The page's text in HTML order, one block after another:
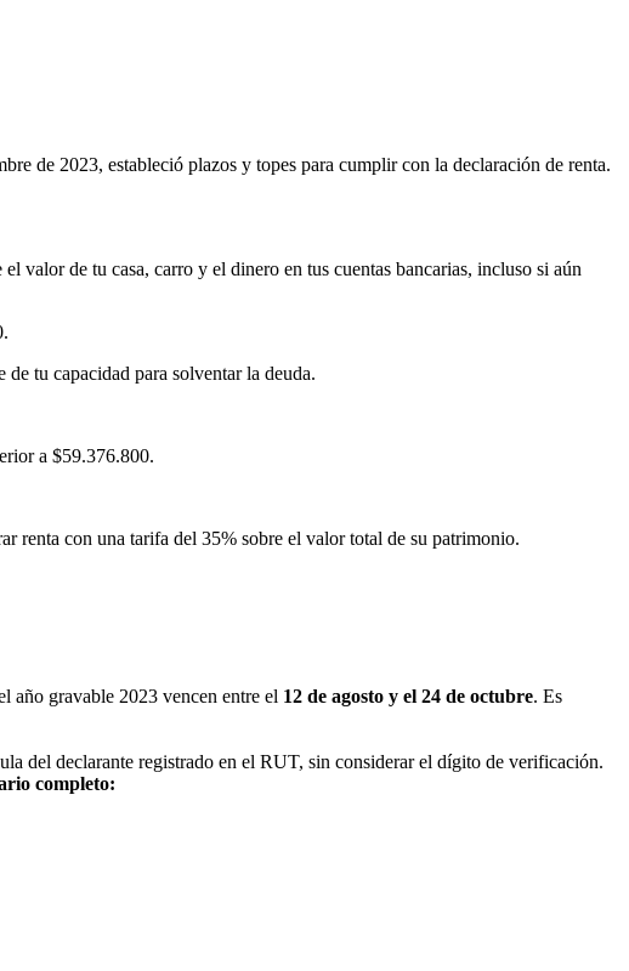
de 2023, estableció plazos y topes para cumplir con la declaración de renta.
valor de tu casa, carro y el dinero en tus cuentas bancarias, incluso si aún
tu capacidad para solventar la deuda.
a $59.376.800.
renta con una tarifa del 35% sobre el valor total de su patrimonio.
año gravable 2023 vencen entre el 12 de agosto y el 24 de octubre. Es
del declarante registrado en el RUT, sin considerar el dígito de verificación.
completo: